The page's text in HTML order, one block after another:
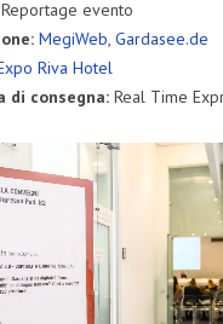
evento
MegiWeb, Gardasee.de
Riva Hotel
di consegna:Real Time